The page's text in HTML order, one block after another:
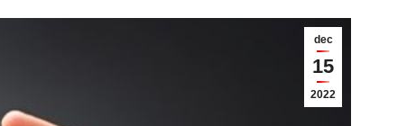
dec
15
2022